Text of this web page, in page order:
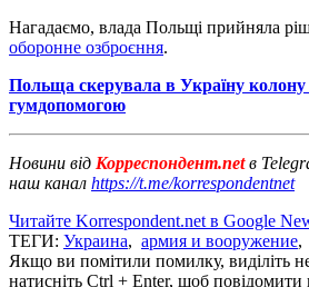
Нагадаємо, влада Польщі прийняла
оборонне озброєння.
Польща скерувала в Україну колону
гумдопомогою
Новини від Корреспондент.netв
наш канал https://t.me/korrespondentnet
Читайте Korrespondent.net в Google
ТЕГИ: Украина, армия и вооружение,
Якщо ви помітили помилку, виділіть
натисніть Ctrl + Enter, щоб повідомити